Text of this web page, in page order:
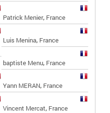
Patrick Menier, France
Luis Menina, France
baptiste Menu, France
Yann MERAN, France
Vincent Mercat, France